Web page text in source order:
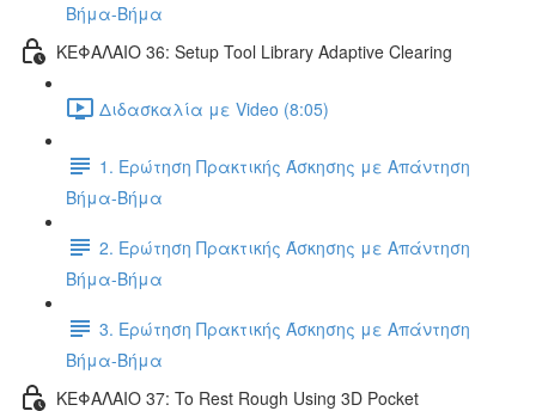
Βήμα-Βήμα
ΚΕΦΑΛΑΙΟ 36: Setup Tool Library Adaptive Clearing
Διδασκαλία με Video (8:05)
1. Ερώτηση Πρακτικής Άσκησης με Απάντηση
Βήμα-Βήμα
2. Ερώτηση Πρακτικής Άσκησης με Απάντηση
Βήμα-Βήμα
3. Ερώτηση Πρακτικής Άσκησης με Απάντηση
Βήμα-Βήμα
ΚΕΦΑΛΑΙΟ 37: To Rest Rough Using 3D Pocket